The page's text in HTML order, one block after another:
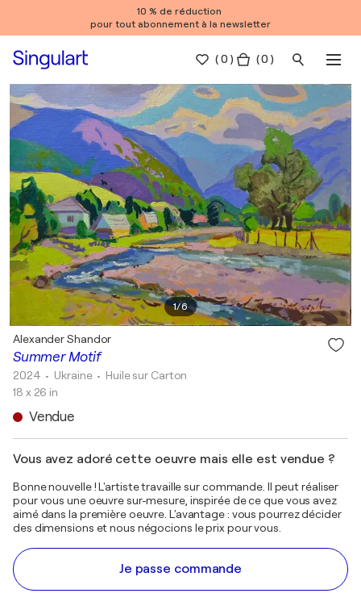
10 % de réduction
pour tout abonnement à la newsletter
(0 ) ( 0 )
1/6
Summer Motif
Alexander Shandor
2024 • Ukraine • Huile sur Carton
18 x 26 in
Vendue
Vous avez adoré cette oeuvre mais elle est vendue ?
Bonne nouvelle ! L'artiste travaille sur commande. Il peut réaliser
pour vous une oeuvre sur-mesure, inspirée de ce que vous avez
aimé dans la première oeuvre. L'avantage : vous pourrez décider
des dimensions et nous négocions le prix pour vous.
Je passe commande